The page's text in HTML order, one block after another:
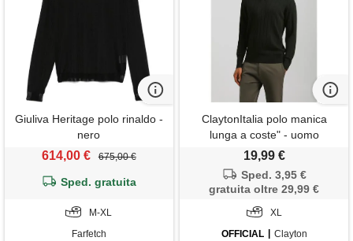
Giuliva Heritage polo rinaldo -
nero
614,00 € 675,00 €
Sped. gratuita
M-XL
Farfetch
ClaytonItalia polo manica
lunga a coste" - uomo
19,99 €
Sped. 3,95 €
gratuita oltre 29,99 €
XL
OFFICIAL
Clayton